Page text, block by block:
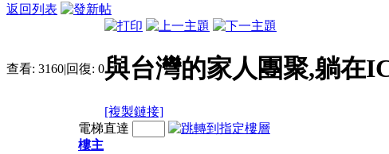
返回列表
查看: 3160|回復: 0與台灣的家人團聚,躺在
[複製鏈接]
電梯直達
樓主